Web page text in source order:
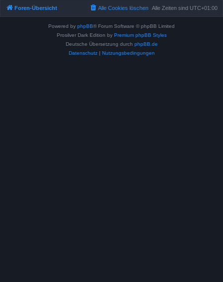
Foren-Übersicht Alle Zeiten sind UTC+01:00
Alle Cookies löschen
Powered by phpBB® Forum Software © phpBB Limited
Prosilver Dark Edition by Premium phpBB Styles
Deutsche Übersetzung durch phpBB.de
Datenschutz| Nutzungsbedingungen